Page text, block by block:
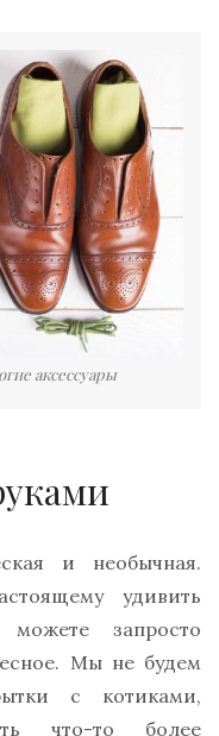
аксессуары
и необычная.
удивить
можете запросто
Мы не будем
с котиками,
что-то более